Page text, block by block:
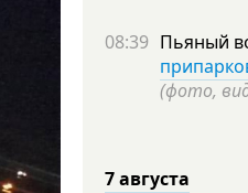
08:39 Пьяный
(фото,
7 августа